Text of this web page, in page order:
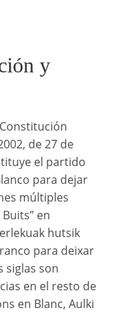
y
de 27 de
el partido
para dejar
múltiples
en
hutsik
para deixar
siglas son
en el resto de
en Blanc, Aulki